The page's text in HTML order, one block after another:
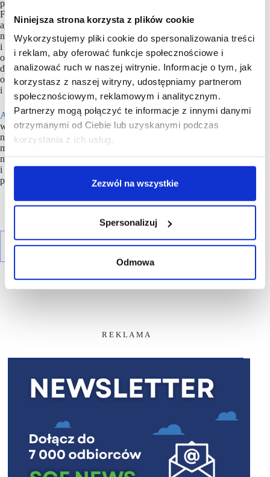
Niniejsza strona korzysta z plików cookie
Wykorzystujemy pliki cookie do spersonalizowania treści
i reklam, aby oferować funkcje społecznościowe i
analizować ruch w naszej witrynie. Informacje o tym, jak
korzystasz z naszej witryny, udostępniamy partnerom
społecznościowym, reklamowym i analitycznym.
Partnerzy mogą połączyć te informacje z innymi danymi
otrzymanymi od Ciebie lub uzyskanymi podczas
korzystania z ich usług.
Zezwól na wszystkie
Spersonalizuj
Odmowa
projektach mixed-use oraz inwestycjach mieszkaniowych.
Firma powstała w 1996 roku i działa jako inwestor, deweloper,
agent ds. najmu, menadżer projektu oraz zarządca
nieruchomości. Dzięki wieloletniemu doświadczeniu
i specjalistycznej wiedzy wszystkie działania, niezależnie
od wielkości i lokalizacji poszczególnych nieruchomości, są̨
dopasowane do ich specyfiki. Do największych inwestycji
organizacji w Polsce należą Posnania w Poznaniu
i Manufaktura w Łodzi.
APSYS Polskazarządza obecnie ponad 700 000 mkw. GLA
w 16 obiektach handlowych zlokalizowanych w 12
największych miastach. Apsys prowadzi także inwestycje
mieszkaniowe – Solea Mieszkania przy Wyścigach
na warszawskim Mokotowie oraz Ogrody Staromiejskie
i Wrocławskie Lofty w centrum Wrocławia. Apsys Polska
prowadzi również foodhall w Poznaniu.
R E K L A M A